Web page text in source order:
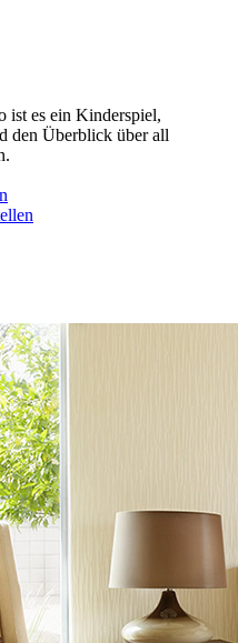
ist es ein Kinderspiel,
den Überblick über all